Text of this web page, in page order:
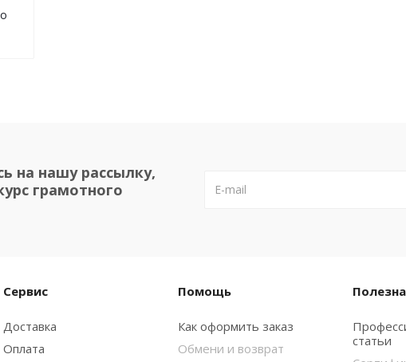
на нашу рассылку,
грамотного
Сервис
Доставка
Оплата
Помощь
Как оформить заказ
Обмени и возврат
статьи